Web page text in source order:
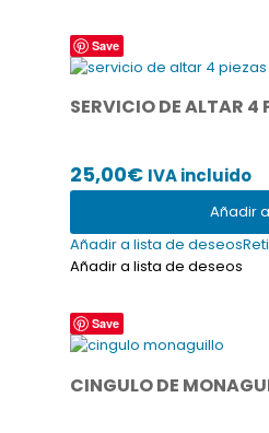
Save
SERVICIO DE ALTAR 4
25,00€ IVA incluido
Añadir
Añadir a lista de deseos
Añadir a lista de deseos
Save
CINGULO DE